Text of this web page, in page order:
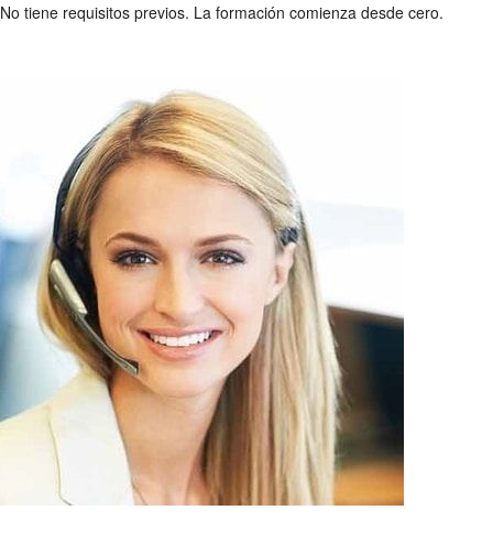
No tiene requisitos previos. La formación comienza desde cero.